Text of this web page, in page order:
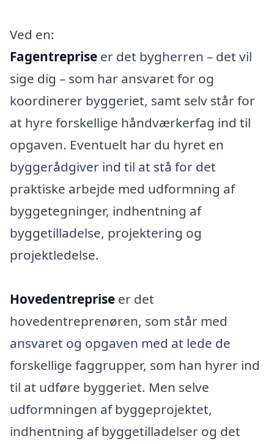
Ved en:
Fagentreprise er det bygherren – det vil
sige dig – som har ansvaret for og
koordinerer byggeriet, samt selv står for
at hyre forskellige håndværkerfag ind til
opgaven. Eventuelt har du hyret en
byggerådgiver ind til at stå for det
praktiske arbejde med udformning af
byggetegninger, indhentning af
byggetilladelse, projektering og
projektledelse.
Hovedentreprise er det
hovedentreprenøren, som står med
ansvaret og opgaven med at lede de
forskellige faggrupper, som han hyrer ind
til at udføre byggeriet. Men selve
udformningen af byggeprojektet,
indhentning af byggetilladelser og det